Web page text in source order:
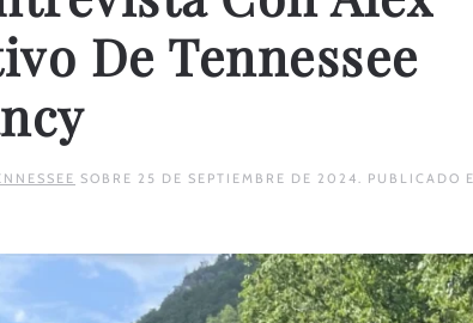
De Tennessee
SOBRE 25 DE SEPTIEMBRE DE 2024. PUBLICADO